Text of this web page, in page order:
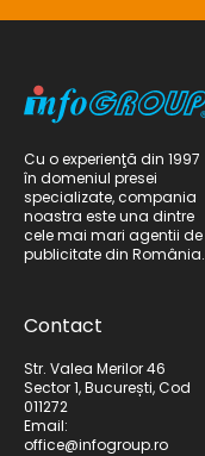
Cu o experienţă din 1997
în domeniul presei
specializate, compania
noastra este una dintre
cele mai mari agentii de
publicitate din România.
Contact
Str. Valea Merilor 46
Sector 1, București, Cod
011272
Email:
office@infogroup.ro